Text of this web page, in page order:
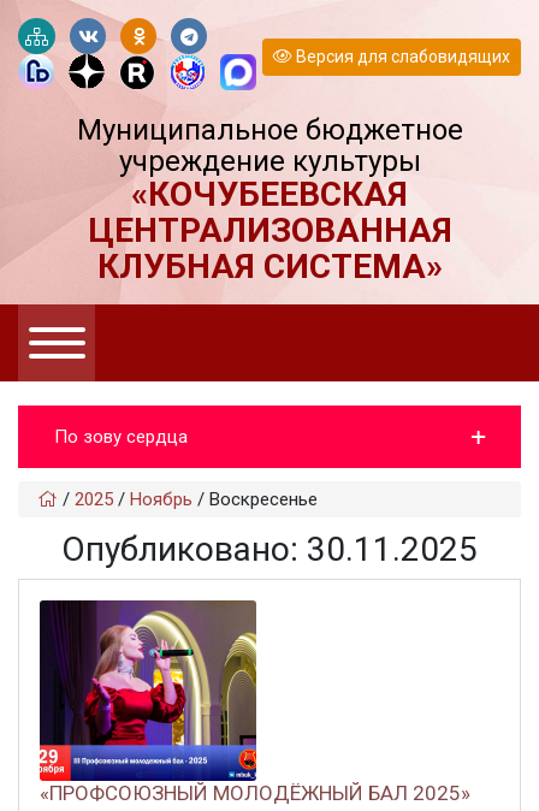
Версия для слабовидящих
Муниципальное бюджетное
учреждение культуры
«КОЧУБЕЕВСКАЯ
ЦЕНТРАЛИЗОВАННАЯ
КЛУБНАЯ СИСТЕМА»
По зову сердца
/ 2025 / Ноябрь / Воскресенье
Опубликовано: 30.11.2025
«ПРОФСОЮЗНЫЙ МОЛОДЁЖНЫЙ БАЛ 2025»